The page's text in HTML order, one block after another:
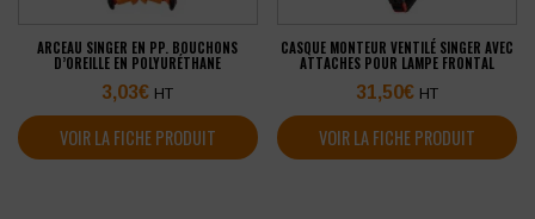
ARCEAU SINGER EN PP. BOUCHONS
D’OREILLE EN POLYURÉTHANE
3,03€ HT
VOIR LA FICHE PRODUIT
CASQUE MONTEUR VENTILÉ SINGER AVEC
ATTACHES POUR LAMPE FRONTAL
31,50€ HT
VOIR LA FICHE PRODUIT